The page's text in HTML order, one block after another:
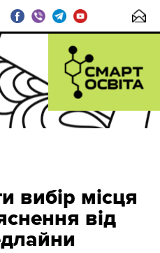
вибір місця
від